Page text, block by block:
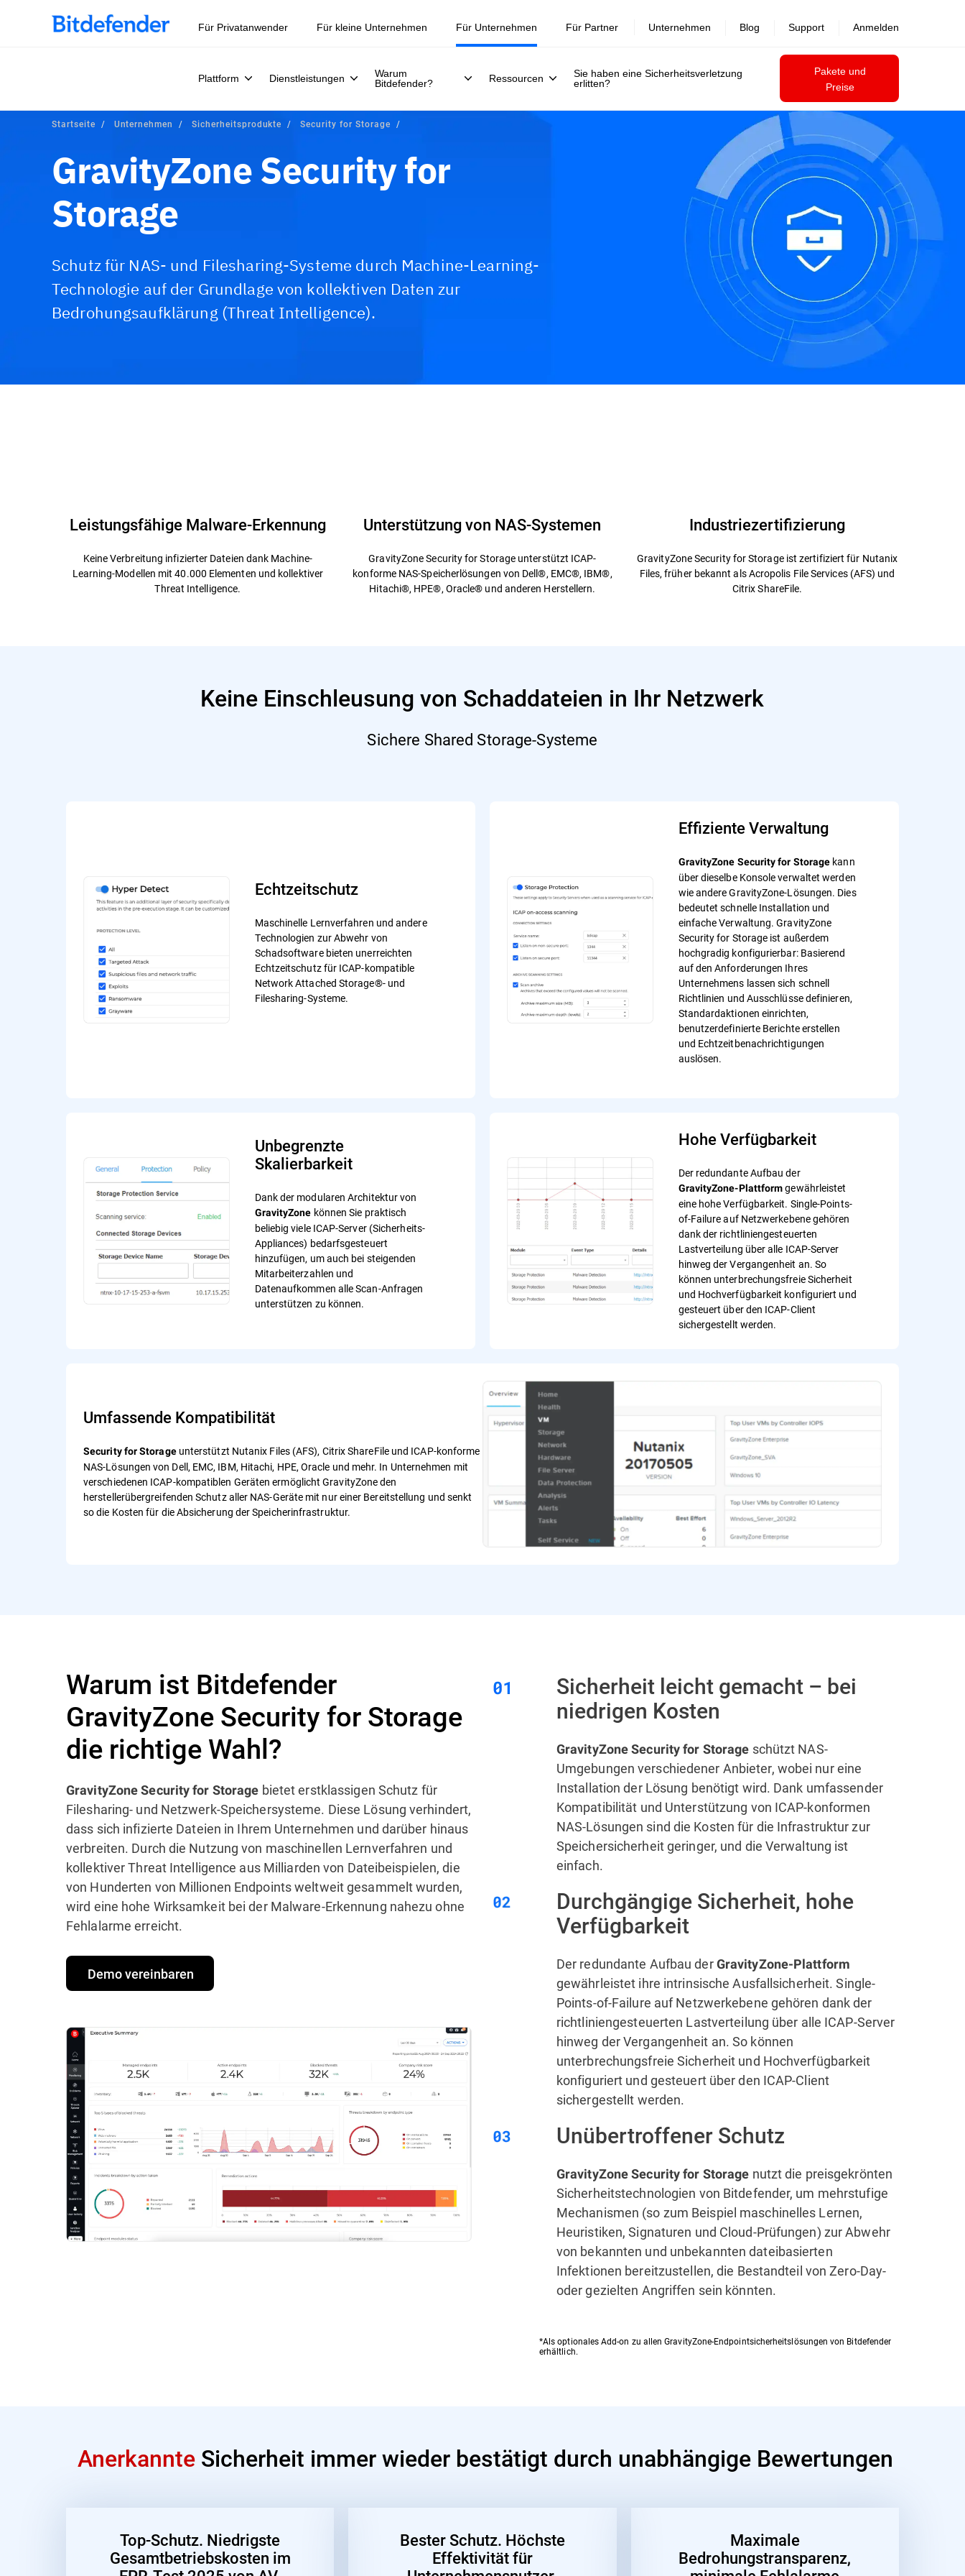
Für Privatanwender Für kleine Unternehmen Für Unternehmen
Plattform Dienstleistungen
Warum
Bitdefender?
Ressourcen
Sie haben eine Sicherheitsverletzung
erlitten?
Pakete und
Preise
Für Partner Unternehmen Blog Support Anmelden
Startseite Unternehmen Sicherheitsprodukte Security for Storage
GravityZone Security for
Storage
Schutz für NAS- und Filesharing-Systeme durch Machine-Learning-
Technologie auf der Grundlage von kollektiven Daten zur
Bedrohungsaufklärung (Threat Intelligence).
Leistungsfähige Malware-Erkennung
Keine Verbreitung infizierter Dateien dank Machine-
Learning-Modellen mit 40.000 Elementen und kollektiver
Threat Intelligence.
Unterstützung von NAS-Systemen
GravityZone Security for Storage unterstützt ICAP-
konforme NAS-Speicherlösungen von Dell®, EMC®, IBM®,
Hitachi®, HPE®, Oracle® und anderen Herstellern.
Industriezertifizierung
GravityZone Security for Storage ist zertifiziert für Nutanix
Files, früher bekannt als Acropolis File Services (AFS) und
Citrix ShareFile.
Keine Einschleusung von Schaddateien in Ihr Netzwerk
Sichere Shared Storage-Systeme
Echtzeitschutz
Maschinelle Lernverfahren und andere
Technologien zur Abwehr von
Schadsoftware bieten unerreichten
Echtzeitschutz für ICAP-kompatible
Network Attached Storage®- und
Filesharing-Systeme.
Effiziente Verwaltung
GravityZone Security for Storage kann
über dieselbe Konsole verwaltet werden
wie andere GravityZone-Lösungen. Dies
bedeutet schnelle Installation und
einfache Verwaltung. GravityZone
Security for Storage ist außerdem
hochgradig konfigurierbar: Basierend
auf den Anforderungen Ihres
Unternehmens lassen sich schnell
Richtlinien und Ausschlüsse definieren,
Standardaktionen einrichten,
benutzerdefinierte Berichte erstellen
und Echtzeitbenachrichtigungen
auslösen.
Unbegrenzte
Skalierbarkeit
Dank der modularen Architektur von
GravityZone können Sie praktisch
beliebig viele ICAP-Server (Sicherheits-
Appliances) bedarfsgesteuert
hinzufügen, um auch bei steigenden
Mitarbeiterzahlen und
Datenaufkommen alle Scan-Anfragen
unterstützen zu können.
Hohe Verfügbarkeit
Der redundante Aufbau der
GravityZone-Plattformgewährleistet
eine hohe Verfügbarkeit. Single-Points-
of-Failure auf Netzwerkebene gehören
dank der richtliniengesteuerten
Lastverteilung über alle ICAP-Server
hinweg der Vergangenheit an. So
können unterbrechungsfreie Sicherheit
und Hochverfügbarkeit konfiguriert und
gesteuert über den ICAP-Client
sichergestellt werden.
Umfassende Kompatibilität
Security for Storageunterstützt Nutanix Files (AFS), Citrix ShareFile und ICAP-konforme
NAS-Lösungen von Dell, EMC, IBM, Hitachi, HPE, Oracle und mehr. In Unternehmen mit
verschiedenen ICAP-kompatiblen Geräten ermöglicht GravityZone den
herstellerübergreifenden Schutz aller NAS-Geräte mit nur einer Bereitstellung und senkt
so die Kosten für die Absicherung der Speicherinfrastruktur.
Warum ist Bitdefender
GravityZone Security for Storage
die richtige Wahl?
GravityZone Security for Storage bietet erstklassigen Schutz für
Filesharing- und Netzwerk-Speichersysteme. Diese Lösung verhindert,
dass sich infizierte Dateien in Ihrem Unternehmen und darüber hinaus
verbreiten. Durch die Nutzung von maschinellen Lernverfahren und
kollektiver Threat Intelligence aus Milliarden von Dateibeispielen, die
von Hunderten von Millionen Endpoints weltweit gesammelt wurden,
wird eine hohe Wirksamkeit bei der Malware-Erkennung nahezu ohne
Fehlalarme erreicht.
Demo vereinbaren
Sicherheit leicht gemacht – bei
niedrigen Kosten
GravityZone Security for Storage schützt NAS-
Umgebungen verschiedener Anbieter, wobei nur eine
Installation der Lösung benötigt wird. Dank umfassender
Kompatibilität und Unterstützung von ICAP-konformen
NAS-Lösungen sind die Kosten für die Infrastruktur zur
Speichersicherheit geringer, und die Verwaltung ist
einfach.
Durchgängige Sicherheit, hohe
Verfügbarkeit
Der redundante Aufbau derGravityZone-Plattform
gewährleistet ihre intrinsische Ausfallsicherheit. Single-
Points-of-Failure auf Netzwerkebene gehören dank der
richtliniengesteuerten Lastverteilung über alle ICAP-Server
hinweg der Vergangenheit an. So können
unterbrechungsfreie Sicherheit und Hochverfügbarkeit
konfiguriert und gesteuert über den ICAP-Client
sichergestellt werden.
Unübertroffener Schutz
GravityZone Security for Storage nutzt die preisgekrönten
Sicherheitstechnologien von Bitdefender, um mehrstufige
Mechanismen (so zum Beispiel maschinelles Lernen,
Heuristiken, Signaturen und Cloud-Prüfungen) zur Abwehr
von bekannten und unbekannten dateibasierten
Infektionen bereitzustellen, die Bestandteil von Zero-Day-
oder gezielten Angriffen sein könnten.
*Als optionales Add-on zu allen GravityZone-Endpointsicherheitslösungen von Bitdefender
erhältlich.
AnerkannteSicherheit immer wieder bestätigt durch unabhängige Bewertungen
Top-Schutz. Niedrigste
Gesamtbetriebskosten im
Bester Schutz. Höchste
Effektivität für
Maximale
Bedrohungstransparenz,